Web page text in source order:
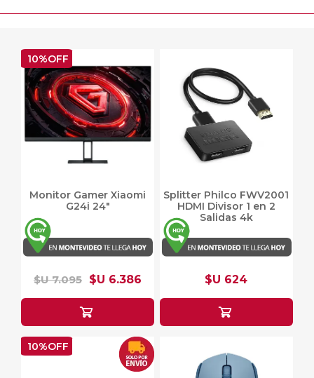
10%OFF
Monitor Gamer Xiaomi
G24i 24"
$U 7.095 $U 6.386
Splitter Philco FWV2001
HDMI Divisor 1 en 2
Salidas 4k
$U 624
10%OFF